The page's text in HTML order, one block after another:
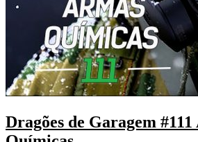
Dragões de Garagem